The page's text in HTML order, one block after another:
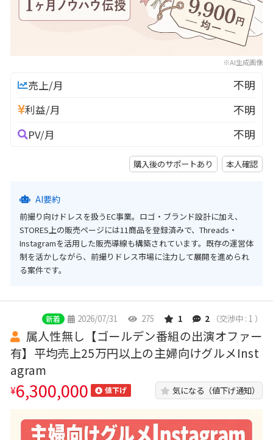
※AI生成画像
売上/月 不明
利益/月 不明
PV/月 不明
購入後のサポートあり 本人確認
AI要約
前撮り向けドレスを扱うEC事業。ロゴ・ブランド設計に加え、
STORES上の販売ページには11商品を登録済みで、Threads・
Instagramを活用した販売導線も構築されています。既存の運営体
制を活かしながら、前撮りドレス市場に注力して展開を進められ
る案件です。
新着 2026/07/31 275 1 2 （交渉中 : 1 ）
属人性無し【ゴールデン番組の出演オファー
有】平均売上25万円以上の主婦向けグルメInst
agram
¥6,300,000 値下げ 気になる（値下げ通知）